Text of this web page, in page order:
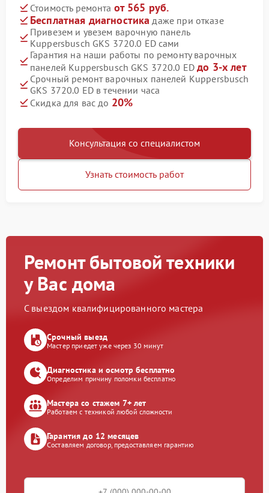
Стоимость ремонта от 565 руб.
Бесплатная диагностика даже при отказе
Привезем и увезем варочную панель
Kuppersbusch GKS 3720.0 ED сами
Гарантия на наши работы по ремонту варочных
панелей Kuppersbusch GKS 3720.0 EDдо 3-х лет
Срочный ремонт варочных панелей Kuppersbusch
GKS 3720.0 ED в течении часа
Скидка для вас до 20%
Консультация со специалистом
Узнать стоимость работ
Ремонт бытовой техники
у Вас дома
С выездом квалифицированного мастера
Срочный выезд
Мастер приедет уже через 30 минут
Диагностика и осмотр бесплатно
Определим причину поломки бесплатно
Мастера со стажем 7+ лет
Работаем с техникой любой сложности
Гарантия до 12 месяцев
Составляем договор, предоставляем гарантию